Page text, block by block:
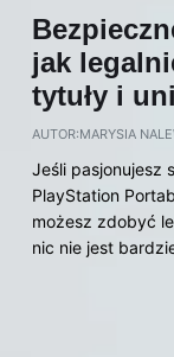
jak
tytuły i
AUTOR:MARYSIA
Jeśli pasjonujesz
PlayStation
możesz zdobyć
nic nie jest